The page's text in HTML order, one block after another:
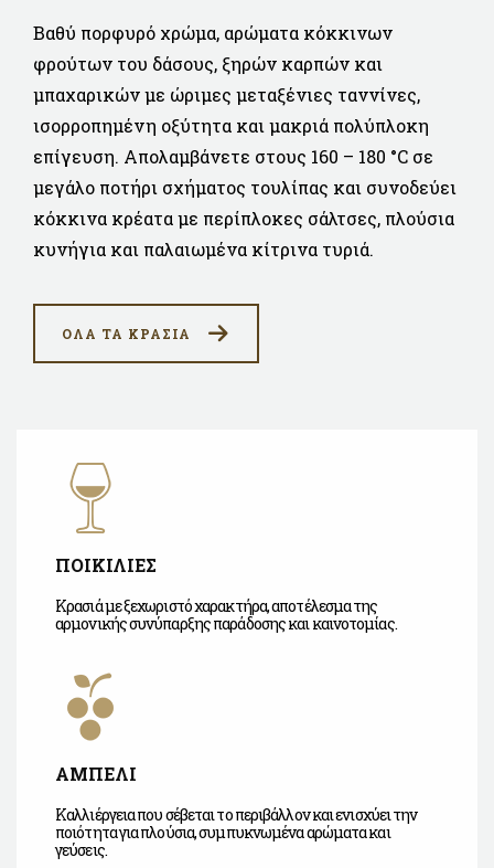
Βαθύ πορφυρό χρώμα, αρώματα κόκκινων
φρούτων του δάσους, ξηρών καρπών και
μπαχαρικών με ώριμες μεταξένιες ταννίνες,
ισορροπημένη οξύτητα και μακριά πολύπλοκη
επίγευση. Απολαμβάνετε στους 160 – 180 °C σε
μεγάλο ποτήρι σχήματος τουλίπας και συνοδεύει
κόκκινα κρέατα με περίπλοκες σάλτσες, πλούσια
κυνήγια και παλαιωμένα κίτρινα τυριά.
ΟΛΑ ΤΑ ΚΡΑΣΙΑ
ΠΟΙΚΙΛΙΕΣ
Κρασιά με ξεχωριστό χαρακτήρα, αποτέλεσμα της
αρμονικής συνύπαρξης παράδοσης και καινοτομίας.
ΑΜΠΕΛΙ
Καλλιέργεια που σέβεται το περιβάλλον και ενισχύει την
ποιότητα για πλούσια, συμπυκνωμένα αρώματα και
γεύσεις.